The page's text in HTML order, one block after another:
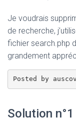
Je voudrais
de recherche,
fichier search.php
grandement
Solution